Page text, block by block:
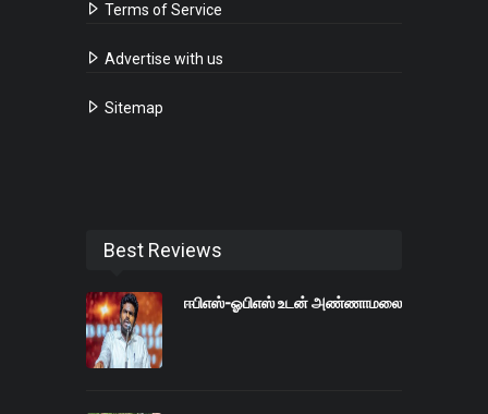
Terms of Service
Advertise with us
Sitemap
Best Reviews
ஈபிஎஸ்-ஓபிஎஸ் உடன் அண்ணாமலை